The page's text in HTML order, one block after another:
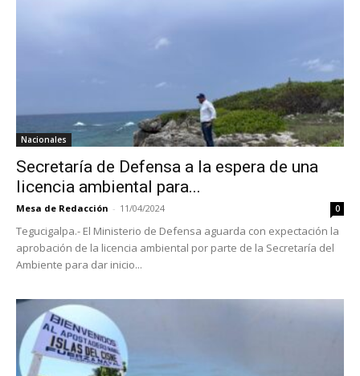
Nacionales
Secretaría de Defensa a la espera de una
licencia ambiental para...
Mesa de Redacción - 11/04/2024 0
Tegucigalpa.- El Ministerio de Defensa aguarda con expectación la
aprobación de la licencia ambiental por parte de la Secretaría del
Ambiente para dar inicio...